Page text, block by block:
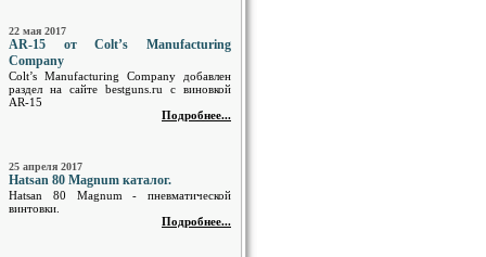
22 мая 2017
AR-15 от Colt’s Manufacturing
Company
Colt’s Manufacturing Company добавлен
раздел на сайте bestguns.ru с виновкой
AR-15
Подробнее...
25 апреля 2017
Hatsan 80 Magnum каталог.
Hatsan 80 Magnum - пневматической
винтовки.
Подробнее...